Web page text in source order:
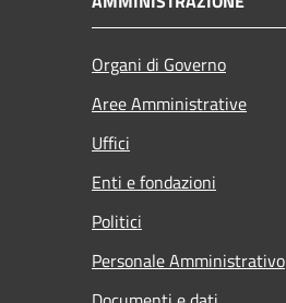
Organi di Governo
Aree Amministrative
Uffici
Enti e fondazioni
Politici
Personale Amministrativo